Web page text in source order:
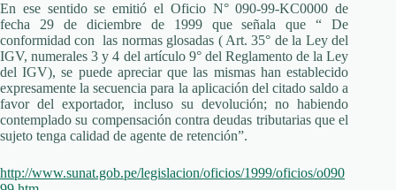
En ese sentido se emitió el Oficio N° 090-99-KC0000 de
fecha 29 de diciembre de 1999 que señala que “ De
conformidad con las normas glosadas ( Art. 35° de la Ley del
IGV, numerales 3 y 4 del artículo 9° del Reglamento de la Ley
del IGV), se puede apreciar que las mismas han establecido
expresamente la secuencia para la aplicación del citado saldo a
favor del exportador, incluso su devolución; no habiendo
contemplado su compensación contra deudas tributarias que el
sujeto tenga calidad de agente de retención”.
http://www.sunat.gob.pe/legislacion/oficios/1999/oficios/o090